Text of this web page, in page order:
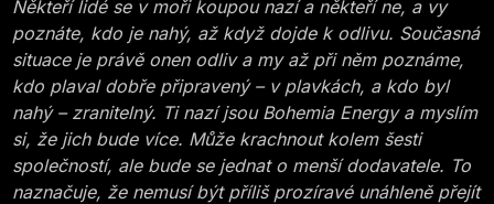
Někteří lidé se v moři koupou nazí a někteří ne, a vy
poznáte, kdo je nahý, až když dojde k odlivu. Současná
situace je právě onen odliv a my až při něm poznáme,
kdo plaval dobře připravený – v plavkách, a kdo byl
nahý – zranitelný. Ti nazí jsou Bohemia Energy a myslím
si, že jich bude více. Může krachnout kolem šesti
společností, ale bude se jednat o menší dodavatele. To
naznačuje, že nemusí být příliš prozíravé unáhleně přejít